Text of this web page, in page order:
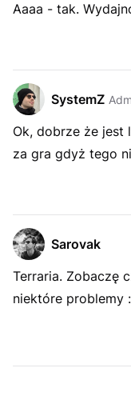
Aaaa - tak.
SystemZ
Ok, dobrze że jest
za gra gdyż tego
Sarovak
Terraria. Zobaczę
niektóre problemy